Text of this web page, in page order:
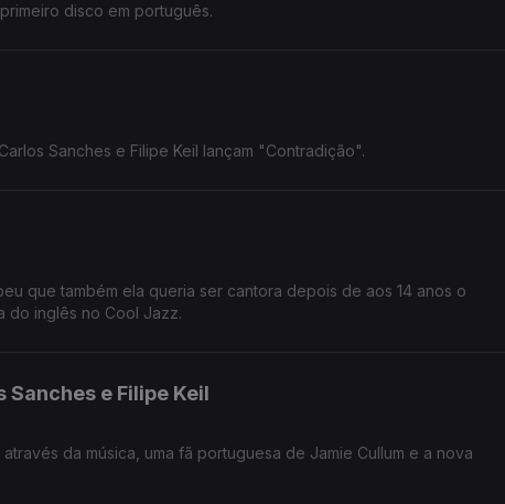
disco em português.
Sanches e Filipe Keil lançam "Contradição".
que também ela queria ser cantora depois de aos 14 anos o
do inglês no Cool Jazz.
Sanches e Filipe Keil
da música, uma fã portuguesa de Jamie Cullum e a nova